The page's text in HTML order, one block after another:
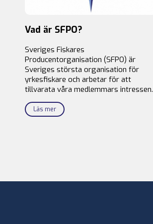
Vad är SFPO?
Sveriges Fiskares
Producentorganisation (SFPO) är
Sveriges största organisation för
yrkesfiskare och arbetar för att
tillvarata våra medlemmars intressen.
Läs mer